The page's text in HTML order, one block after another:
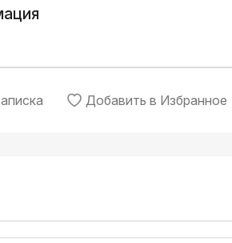
Добавить в Избранное